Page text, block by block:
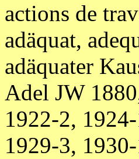
actions de
adäquat,
adäquater
Adel JW
1922-2,
1929-3,